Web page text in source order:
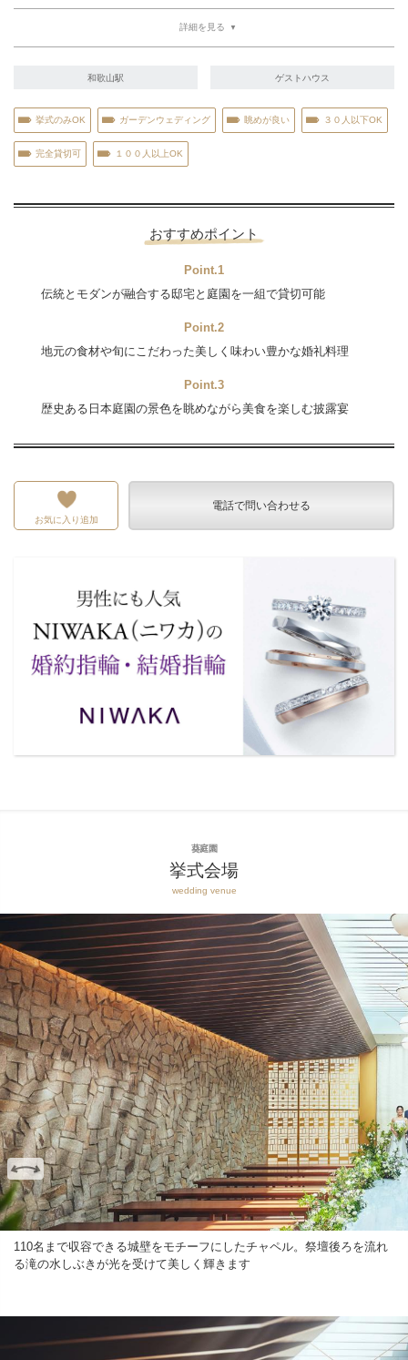
詳細を見る
和歌山駅 ゲストハウス
挙式のみOK ガーデンウェディング 眺めが良い ３０人以下OK
完全貸切可 １００人以上OK
おすすめポイント
Point.1
伝統とモダンが融合する邸宅と庭園を一組で貸切可能
Point.2
地元の食材や旬にこだわった美しく味わい豊かな婚礼料理
Point.3
歴史ある日本庭園の景色を眺めながら美食を楽しむ披露宴
お気に入り追加
電話で問い合わせる
葵庭園
挙式会場
wedding venue
110名まで収容できる城壁をモチーフにしたチャペル。祭壇後ろを流れ
る滝の水しぶきが光を受けて美しく輝きます